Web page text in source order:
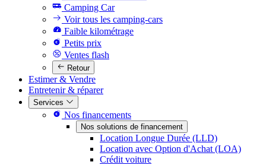
Camping Car
Voir tous les camping-cars
Faible kilométrage
Petits prix
Ventes flash
Retour
Estimer & Vendre
Entretenir & réparer
Services
Nos financements
Nos solutions de financement
Location Longue Durée (LLD)
Location avec Option d'Achat (LOA)
Crédit voiture